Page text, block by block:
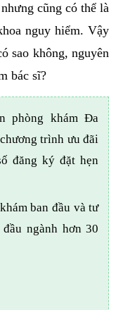
cũng có thể là
nguy hiểm. Vậy
sao không, nguyên
bác sĩ?
phòng khám Đa
trình ưu đãi
đăng ký đặt hẹn
ban đầu và tư
ngành hơn 30